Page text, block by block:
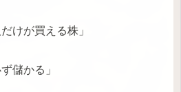
けが買える株」
儲かる」